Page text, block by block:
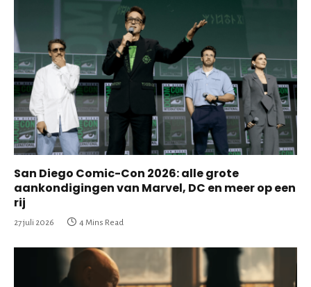
San Diego Comic-Con 2026: alle grote
aankondigingen van Marvel, DC en meer op een
rij
27 juli 2026 4 Mins Read